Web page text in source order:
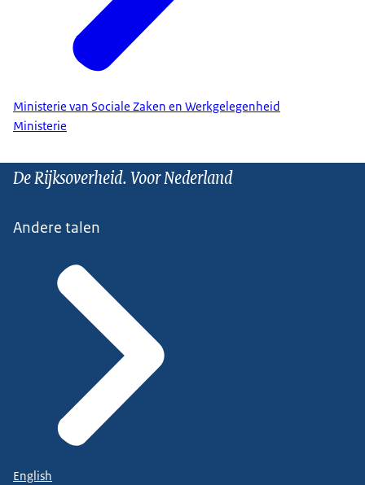
Ministerie van Sociale Zaken en Werkgelegenheid
Ministerie
De Rijksoverheid. Voor Nederland
Andere talen
English